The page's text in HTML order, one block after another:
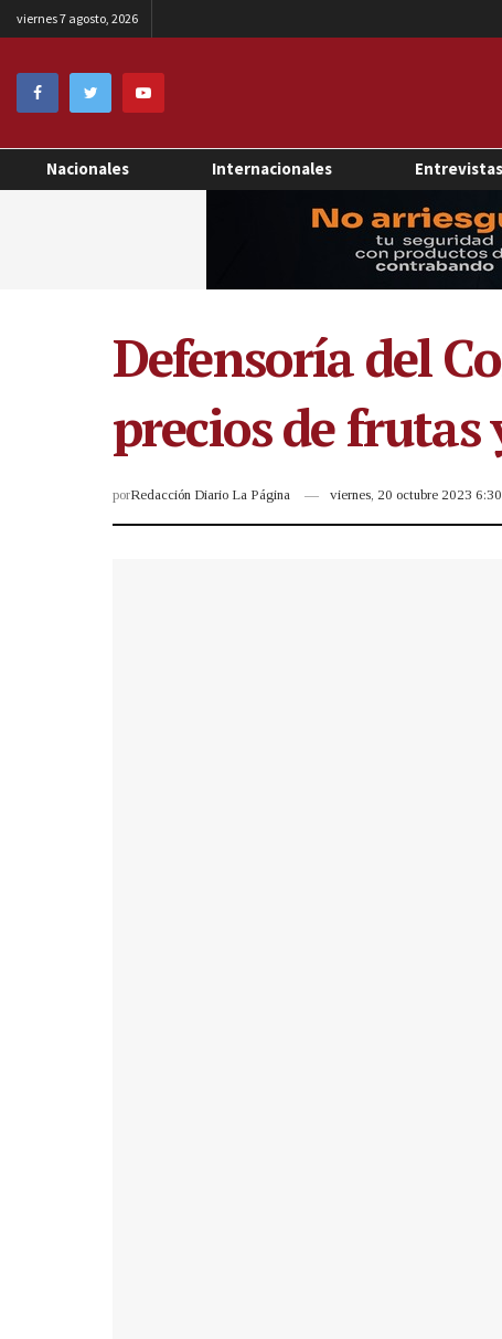
viernes 7 agosto, 2026
Nacionales Internacionales Entrevistas
Defensoría del
precios de frutas
porRedacción Diario La Página viernes, 20 octubre 2023